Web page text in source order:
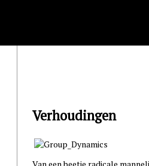
Verhoudingen